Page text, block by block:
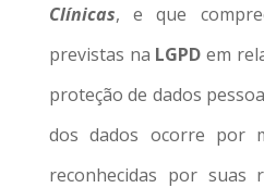
Clínicas, e que
previstas na LGPD em
proteção de dados
dos dados ocorre por
reconhecidas por suas